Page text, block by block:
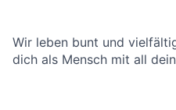
Wir leben bunt und
dich als Mensch mit all